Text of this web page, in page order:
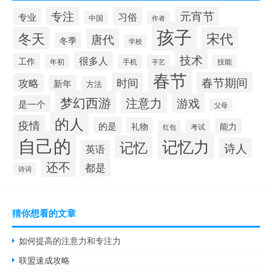
专业 专注 中国 习俗 作者 元宵节
冬天 冬季 唐代 学校 孩子 宋代
工作 年初 很多人 手机 手艺 技术 技能
攻略 新年 方法 时间 春节 春节期间
是一个 梦幻西游 注意力 游戏 父母
疫情 的人 的是 礼物 红包 考试 能力
自己的 英语 记忆 记忆力 诗人
诗词 还不 都是
猜你想看的文章
如何提高的注意力和专注力
联盟速成攻略